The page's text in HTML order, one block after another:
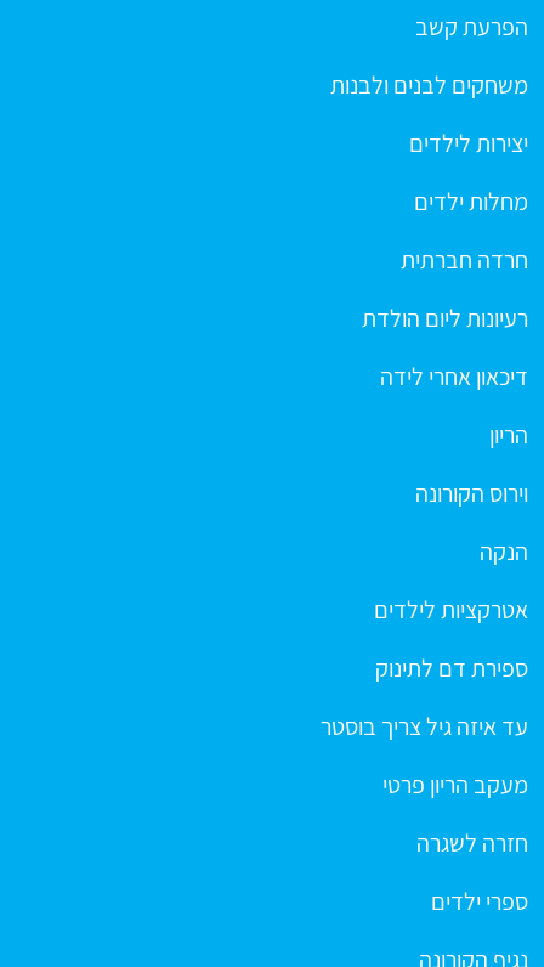
הפרעת קשב
משחקים לבנים ולבנות
יצירות לילדים
מחלות ילדים
חרדה חברתית
רעיונות ליום הולדת
דיכאון אחרי לידה
הריון
וירוס הקורונה
הנקה
אטרקציות לילדים
ספירת דם לתינוק
עד איזה גיל צריך בוסטר
מעקב הריון פרטי
חזרה לשגרה
ספרי ילדים
נגיף הקורונה